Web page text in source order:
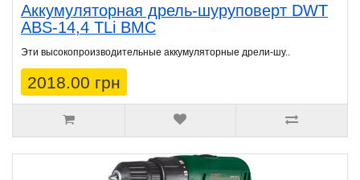
Аккумуляторная дрель-шуруповерт DWT
ABS-14,4 TLi BMC
Эти высокопроизводительные аккумуляторные дрели-шу..
2018.00 грн